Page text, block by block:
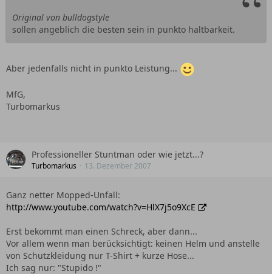
Original von bulldogstyle
sollen angeblich die besten sein in punkto haltbarkeit.
Aber jedenfalls nicht in punkto Leistung...
MfG,
Turbomarkus
Professioneller Stuntman oder wie jetzt...?
Turbomarkus 13. Dezember 2007
Ganz netter Mopped-Unfall:
http://www.youtube.com/watch?v=HlX7j5o9XcE
Erst bekommt man einen Schreck, aber dann...
Vor allem wenn man berücksichtigt: keinen Helm und anstelle
von Schutzkleidung nur T-Shirt + kurze Hose...
Ich sag nur: "Stupido !"